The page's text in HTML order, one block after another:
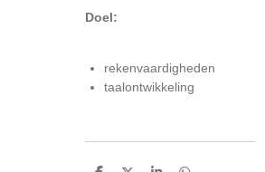
Doel:
rekenvaardigheden
taalontwikkeling